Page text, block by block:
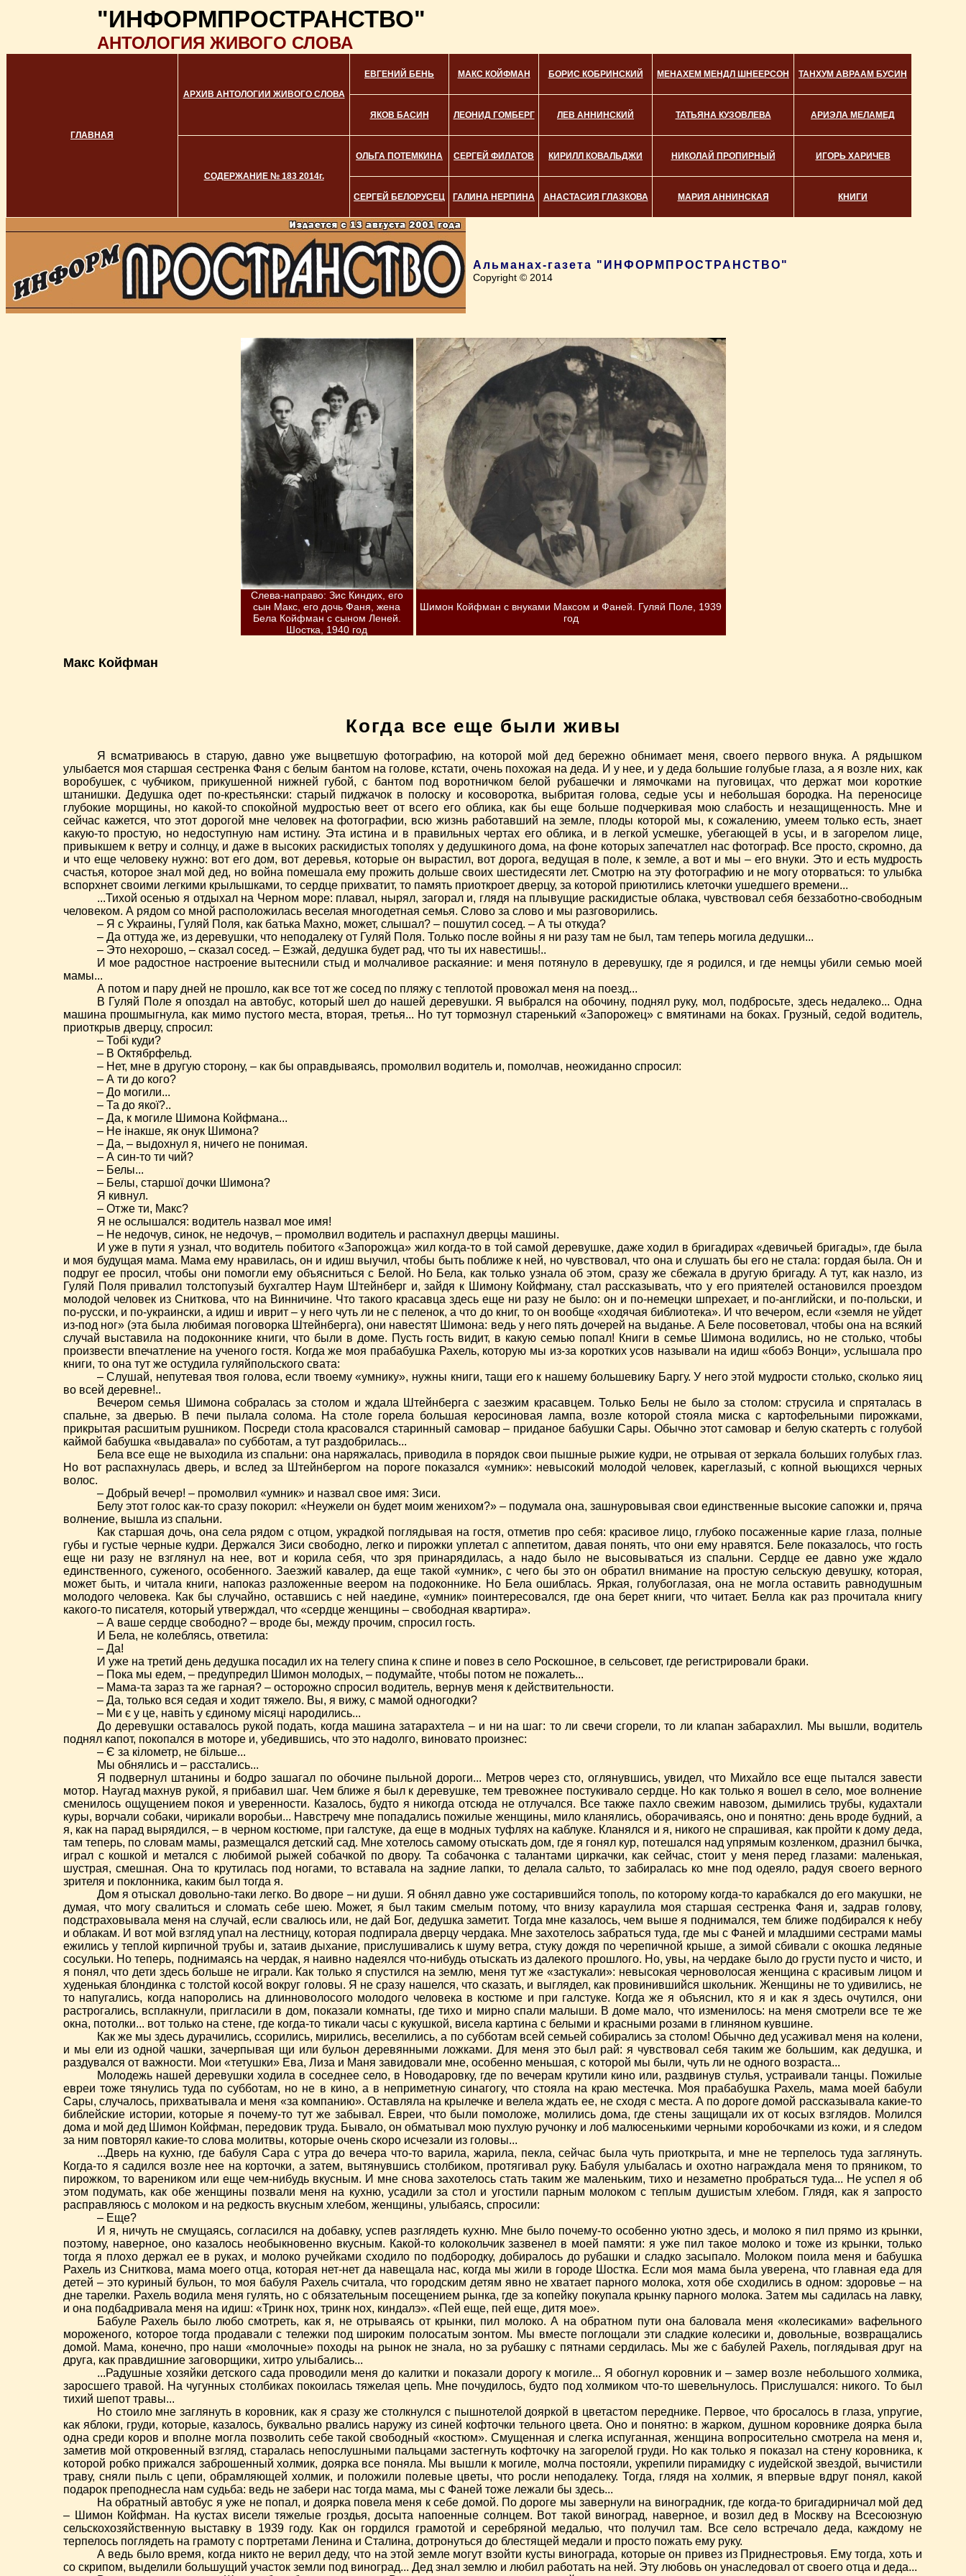
"ИНФОРМПРОСТРАНСТВО"
АНТОЛОГИЯ ЖИВОГО СЛОВА
ГЛАВНАЯ
АРХИВ АНТОЛОГИИ ЖИВОГО СЛОВА
ЕВГЕНИЙ БЕНЬ МАКС КОЙФМАН БОРИС КОБРИНСКИЙ МЕНАХЕМ МЕНДЛ ШНЕЕРСОН ТАНХУМ АВРААМ БУСИН
ЯКОВ БАСИН ЛЕОНИД ГОМБЕРГ ЛЕВ АННИНСКИЙ ТАТЬЯНА КУЗОВЛЕВА АРИЭЛА МЕЛАМЕД
СОДЕРЖАНИЕ № 183 2014г.
ОЛЬГА ПОТЕМКИНА СЕРГЕЙ ФИЛАТОВ КИРИЛЛ КОВАЛЬДЖИ НИКОЛАЙ ПРОПИРНЫЙ ИГОРЬ ХАРИЧЕВ
СЕРГЕЙ БЕЛОРУСЕЦ ГАЛИНА НЕРПИНА АНАСТАСИЯ ГЛАЗКОВА МАРИЯ АННИНСКАЯ КНИГИ
Альманах-газета "ИНФОРМПРОСТРАНСТВО"
Copyright © 2014
Слева-направо: Зис Киндих, его
сын Макс, его дочь Фаня, жена
Бела Койфман с сыном Леней.
Шостка, 1940 год
Шимон Койфман с внуками Максом и Фаней. Гуляй Поле, 1939
год
Макс Койфман
Когда все еще были живы
Я всматриваюсь в старую, давно уже выцветшую фотографию, на которой мой дед бережно обнимает меня, своего первого внука. А рядышком
улыбается моя старшая сестренка Фаня с белым бантом на голове, кстати, очень похожая на деда. И у нее, и у деда большие голубые глаза, а я возле них, как
воробушек, с чубчиком, прикушенной нижней губой, с бантом под воротничком белой рубашечки и лямочками на пуговицах, что держат мои короткие
штанишки. Дедушка одет по-крестьянски: старый пиджачок в полоску и косоворотка, выбритая голова, седые усы и небольшая бородка. На переносице
глубокие морщины, но какой-то спокойной мудростью веет от всего его облика, как бы еще больше подчеркивая мою слабость и незащищенность. Мне и
сейчас кажется, что этот дорогой мне человек на фотографии, всю жизнь работавший на земле, плоды которой мы, к сожалению, умеем только есть, знает
какую-то простую, но недоступную нам истину. Эта истина и в правильных чертах его облика, и в легкой усмешке, убегающей в усы, и в загорелом лице,
привыкшем к ветру и солнцу, и даже в высоких раскидистых тополях у дедушкиного дома, на фоне которых запечатлел нас фотограф. Все просто, скромно, да
и что еще человеку нужно: вот его дом, вот деревья, которые он вырастил, вот дорога, ведущая в поле, к земле, а вот и мы – его внуки. Это и есть мудрость
счастья, которое знал мой дед, но война помешала ему прожить дольше своих шестидесяти лет. Смотрю на эту фотографию и не могу оторваться: то улыбка
вспорхнет своими легкими крылышками, то сердце прихватит, то память приоткроет дверцу, за которой приютились клеточки ушедшего времени...
...Тихой осенью я отдыхал на Черном море: плавал, нырял, загорал и, глядя на плывущие раскидистые облака, чувствовал себя беззаботно-свободным
человеком. А рядом со мной расположилась веселая многодетная семья. Слово за слово и мы разговорились.
– Я с Украины, Гуляй Поля, как батька Махно, может, слышал? – пошутил сосед. – А ты откуда?
– Да оттуда же, из деревушки, что неподалеку от Гуляй Поля. Только после войны я ни разу там не был, там теперь могила дедушки...
– Это нехорошо, – сказал сосед. – Езжай, дедушка будет рад, что ты их навестишь!..
И мое радостное настроение вытеснили стыд и молчаливое раскаяние: и меня потянуло в деревушку, где я родился, и где немцы убили семью моей
мамы...
А потом и пару дней не прошло, как все тот же сосед по пляжу с теплотой провожал меня на поезд...
В Гуляй Поле я опоздал на автобус, который шел до нашей деревушки. Я выбрался на обочину, поднял руку, мол, подбросьте, здесь недалеко... Одна
машина прошмыгнула, как мимо пустого места, вторая, третья... Но тут тормознул старенький «Запорожец» с вмятинами на боках. Грузный, седой водитель,
приоткрыв дверцу, спросил:
– Тобі куди?
– В Октябрфельд.
– Нет, мне в другую сторону, – как бы оправдываясь, промолвил водитель и, помолчав, неожиданно спросил:
– А ти до кого?
– До могили...
– Та до якої?..
– Да, к могиле Шимона Койфмана...
– Не інакше, як онук Шимона?
– Да, – выдохнул я, ничего не понимая.
– А син-то ти чий?
– Белы...
– Белы, старшої дочки Шимона?
Я кивнул.
– Отже ти, Макс?
Я не ослышался: водитель назвал мое имя!
– Не недочув, синок, не недочув, – промолвил водитель и распахнул дверцы машины.
И уже в пути я узнал, что водитель побитого «Запорожца» жил когда-то в той самой деревушке, даже ходил в бригадирах «девичьей бригады», где была
и моя будущая мама. Мама ему нравилась, он и идиш выучил, чтобы быть поближе к ней, но чувствовал, что она и слушать бы его не стала: гордая была. Он и
подруг ее просил, чтобы они помогли ему объясниться с Белой. Но Бела, как только узнала об этом, сразу же сбежала в другую бригаду. А тут, как назло, из
Гуляй Поля привалил толстопузый бухгалтер Наум Штейнберг и, зайдя к Шимону Койфману, стал рассказывать, что у его приятелей остановился проездом
молодой человек из Сниткова, что на Винничине. Что такого красавца здесь еще ни разу не было: он и по-немецки шпрехает, и по-английски, и по-польски, и
по-русски, и по-украински, а идиш и иврит – у него чуть ли не с пеленок, а что до книг, то он вообще «ходячая библиотека». И что вечером, если «земля не уйдет
из-под ног» (эта была любимая поговорка Штейнберга), они навестят Шимона: ведь у него пять дочерей на выданье. А Беле посоветовал, чтобы она на всякий
случай выставила на подоконнике книги, что были в доме. Пусть гость видит, в какую семью попал! Книги в семье Шимона водились, но не столько, чтобы
произвести впечатление на ученого гостя. Когда же моя прабабушка Рахель, которую мы из-за коротких усов называли на идиш «бобэ Вонци», услышала про
книги, то она тут же остудила гуляйпольского свата:
– Слушай, непутевая твоя голова, если твоему «умнику», нужны книги, тащи его к нашему большевику Баргу. У него этой мудрости столько, сколько яиц
во всей деревне!..
Вечером семья Шимона собралась за столом и ждала Штейнберга с заезжим красавцем. Только Белы не было за столом: струсила и спряталась в
спальне, за дверью. В печи пылала солома. На столе горела большая керосиновая лампа, возле которой стояла миска с картофельными пирожками,
прикрытая расшитым рушником. Посреди стола красовался старинный самовар – приданое бабушки Сары. Обычно этот самовар и белую скатерть с голубой
каймой бабушка «выдавала» по субботам, а тут раздобрилась...
Бела все еще не выходила из спальни: она наряжалась, приводила в порядок свои пышные рыжие кудри, не отрывая от зеркала больших голубых глаз.
Но вот распахнулась дверь, и вслед за Штейнбергом на пороге показался «умник»: невысокий молодой человек, кареглазый, с копной вьющихся черных
волос.
– Добрый вечер! – промолвил «умник» и назвал свое имя: Зиси.
Белу этот голос как-то сразу покорил: «Неужели он будет моим женихом?» – подумала она, зашнуровывая свои единственные высокие сапожки и, пряча
волнение, вышла из спальни.
Как старшая дочь, она села рядом с отцом, украдкой поглядывая на гостя, отметив про себя: красивое лицо, глубоко посаженные карие глаза, полные
губы и густые черные кудри. Держался Зиси свободно, легко и пирожки уплетал с аппетитом, давая понять, что они ему нравятся. Беле показалось, что гость
еще ни разу не взглянул на нее, вот и корила себя, что зря принарядилась, а надо было не высовываться из спальни. Сердце ее давно уже ждало
единственного, суженого, особенного. Заезжий кавалер, да еще такой «умник», с чего бы это он обратил внимание на простую сельскую девушку, которая,
может быть, и читала книги, напоказ разложенные веером на подоконнике. Но Бела ошиблась. Яркая, голубоглазая, она не могла оставить равнодушным
молодого человека. Как бы случайно, оставшись с ней наедине, «умник» поинтересовался, где она берет книги, что читает. Белла как раз прочитала книгу
какого-то писателя, который утверждал, что «сердце женщины – свободная квартира».
– А ваше сердце свободно? – вроде бы, между прочим, спросил гость.
И Бела, не колеблясь, ответила:
– Да!
И уже на третий день дедушка посадил их на телегу спина к спине и повез в село Роскошное, в сельсовет, где регистрировали браки.
– Пока мы едем, – предупредил Шимон молодых, – подумайте, чтобы потом не пожалеть...
– Мама-та зараз та же гарная? – осторожно спросил водитель, вернув меня к действительности.
– Да, только вся седая и ходит тяжело. Вы, я вижу, с мамой одногодки?
– Ми є у це, навіть у єдиному місяці народились...
До деревушки оставалось рукой подать, когда машина затарахтела – и ни на шаг: то ли свечи сгорели, то ли клапан забарахлил. Мы вышли, водитель
поднял капот, покопался в моторе и, убедившись, что это надолго, виновато произнес:
– Є за кілометр, не більше...
Мы обнялись и – расстались...
Я подвернул штанины и бодро зашагал по обочине пыльной дороги... Метров через сто, оглянувшись, увидел, что Михайло все еще пытался завести
мотор. Наугад махнув рукой, я прибавил шаг. Чем ближе я был к деревушке, тем тревожнее постукивало сердце. Но как только я вошел в село, мое волнение
сменилось ощущением покоя и уверенности. Казалось, будто я никогда отсюда не отлучался. Все также пахло свежим навозом, дымились трубы, кудахтали
куры, ворчали собаки, чирикали воробьи... Навстречу мне попадались пожилые женщины, мило кланялись, оборачиваясь, оно и понятно: день вроде будний, а
я, как на парад вырядился, – в черном костюме, при галстуке, да еще в модных туфлях на каблуке. Кланялся и я, никого не спрашивая, как пройти к дому деда,
там теперь, по словам мамы, размещался детский сад. Мне хотелось самому отыскать дом, где я гонял кур, потешался над упрямым козленком, дразнил бычка,
играл с кошкой и метался с любимой рыжей собачкой по двору. Та собачонка с талантами циркачки, как сейчас, стоит у меня перед глазами: маленькая,
шустрая, смешная. Она то крутилась под ногами, то вставала на задние лапки, то делала сальто, то забиралась ко мне под одеяло, радуя своего верного
зрителя и поклонника, каким был тогда я.
Дом я отыскал довольно-таки легко. Во дворе – ни души. Я обнял давно уже состарившийся тополь, по которому когда-то карабкался до его макушки, не
думая, что могу свалиться и сломать себе шею. Может, я был таким смелым потому, что внизу караулила моя старшая сестренка Фаня и, задрав голову,
подстраховывала меня на случай, если свалюсь или, не дай Бог, дедушка заметит. Тогда мне казалось, чем выше я поднимался, тем ближе подбирался к небу
и облакам. И вот мой взгляд упал на лестницу, которая подпирала дверцу чердака. Мне захотелось забраться туда, где мы с Фаней и младшими сестрами мамы
ежились у теплой кирпичной трубы и, затаив дыхание, прислушивались к шуму ветра, стуку дождя по черепичной крыше, а зимой сбивали с окошка ледяные
сосульки. Но теперь, поднимаясь на чердак, я наивно надеялся что-нибудь отыскать из далекого прошлого. Но, увы, на чердаке было до грусти пусто и чисто, и
я понял, что дети здесь больше не играли. Как только я спустился на землю, меня тут же «застукали»: невысокая черноволосая женщина с красивым лицом и
худенькая блондинка с толстой косой вокруг головы. Я не сразу нашелся, что сказать, и выглядел, как провинившийся школьник. Женщины не то удивились, не
то напугались, когда напоролись на длинноволосого молодого человека в костюме и при галстуке. Когда же я объяснил, кто я и как я здесь очутился, они
растрогались, всплакнули, пригласили в дом, показали комнаты, где тихо и мирно спали малыши. В доме мало, что изменилось: на меня смотрели все те же
окна, потолки... вот только на стене, где когда-то тикали часы с кукушкой, висела картина с белыми и красными розами в глиняном кувшине.
Как же мы здесь дурачились, ссорились, мирились, веселились, а по субботам всей семьей собирались за столом! Обычно дед усаживал меня на колени,
и мы ели из одной чашки, зачерпывая щи или бульон деревянными ложками. Для меня это был рай: я чувствовал себя таким же большим, как дедушка, и
раздувался от важности. Мои «тетушки» Ева, Лиза и Маня завидовали мне, особенно меньшая, с которой мы были, чуть ли не одного возраста...
Молодежь нашей деревушки ходила в соседнее село, в Новодаровку, где по вечерам крутили кино или, раздвинув стулья, устраивали танцы. Пожилые
евреи тоже тянулись туда по субботам, но не в кино, а в неприметную синагогу, что стояла на краю местечка. Моя прабабушка Рахель, мама моей бабули
Сары, случалось, прихватывала и меня «за компанию». Оставляла на крылечке и велела ждать ее, не сходя с места. А по дороге домой рассказывала какие-то
библейские истории, которые я почему-то тут же забывал. Евреи, что были помоложе, молились дома, где стены защищали их от косых взглядов. Молился
дома и мой дед Шимон Койфман, передовик труда. Бывало, он обматывал мою пухлую ручонку и лоб малюсенькими черными коробочками из кожи, и я следом
за ним повторял какие-то слова молитвы, которые очень скоро исчезали из головы...
...Дверь на кухню, где бабуля Сара с утра до вечера что-то варила, жарила, пекла, сейчас была чуть приоткрыта, и мне не терпелось туда заглянуть.
Когда-то я садился возле нее на корточки, а затем, вытянувшись столбиком, протягивал руку. Бабуля улыбалась и охотно награждала меня то пряником, то
пирожком, то вареником или еще чем-нибудь вкусным. И мне снова захотелось стать таким же маленьким, тихо и незаметно пробраться туда... Не успел я об
этом подумать, как обе женщины позвали меня на кухню, усадили за стол и угостили парным молоком с теплым душистым хлебом. Глядя, как я запросто
расправляюсь с молоком и на редкость вкусным хлебом, женщины, улыбаясь, спросили:
– Еще?
И я, ничуть не смущаясь, согласился на добавку, успев разглядеть кухню. Мне было почему-то особенно уютно здесь, и молоко я пил прямо из крынки,
поэтому, наверное, оно казалось необыкновенно вкусным. Какой-то колокольчик зазвенел в моей памяти: я уже пил такое молоко и тоже из крынки, только
тогда я плохо держал ее в руках, и молоко ручейками сходило по подбородку, добиралось до рубашки и сладко засыпало. Молоком поила меня и бабушка
Рахель из Сниткова, мама моего отца, которая нет-нет да навещала нас, когда мы жили в городе Шостка. Если моя мама была уверена, что главная еда для
детей – это куриный бульон, то моя бабуля Рахель считала, что городским детям явно не хватает парного молока, хотя обе сходились в одном: здоровье – на
дне тарелки. Рахель водила меня гулять, но с обязательным посещением рынка, где за копейку покупала крынку парного молока. Затем мы садилась на лавку,
и она подбадривала меня на идиш: «Тринк нох, тринк нох, киндалэ». «Пей еще, пей еще, дитя мое».
Бабуле Рахель было любо смотреть, как я, не отрываясь от крынки, пил молоко. А на обратном пути она баловала меня «колесиками» вафельного
мороженого, которое тогда продавали с тележки под широким полосатым зонтом. Мы вместе поглощали эти сладкие колесики и, довольные, возвращались
домой. Мама, конечно, про наши «молочные» походы на рынок не знала, но за рубашку с пятнами сердилась. Мы же с бабулей Рахель, поглядывая друг на
друга, как правдишние заговорщики, хитро улыбались...
...Радушные хозяйки детского сада проводили меня до калитки и показали дорогу к могиле... Я обогнул коровник и – замер возле небольшого холмика,
заросшего травой. На чугунных столбиках покоилась тяжелая цепь. Мне почудилось, будто под холмиком что-то шевельнулось. Прислушался: никого. То был
тихий шепот травы...
Но стоило мне заглянуть в коровник, как я сразу же столкнулся с пышнотелой дояркой в цветастом переднике. Первое, что бросалось в глаза, упругие,
как яблоки, груди, которые, казалось, буквально рвались наружу из синей кофточки тельного цвета. Оно и понятно: в жарком, душном коровнике доярка была
одна среди коров и вполне могла позволить себе такой свободный «костюм». Смущенная и слегка испуганная, женщина вопросительно смотрела на меня и,
заметив мой откровенный взгляд, старалась непослушными пальцами застегнуть кофточку на загорелой груди. Но как только я показал на стену коровника, к
которой робко прижался заброшенный холмик, доярка все поняла. Мы вышли к могиле, молча постояли, укрепили пирамидку с иудейской звездой, вычистили
траву, сняли пыль с цепи, обрамляющей холмик, и положили полевые цветы, что росли неподалеку. Тогда, глядя на холмик, я впервые вдруг понял, какой
подарок преподнесла нам судьба: ведь не забери нас тогда мама, мы с Фаней тоже лежали бы здесь...
На обратный автобус я уже не попал, и доярка повела меня к себе домой. По дороге мы завернули на виноградник, где когда-то бригадирничал мой дед
– Шимон Койфман. На кустах висели тяжелые гроздья, досыта напоенные солнцем. Вот такой виноград, наверное, и возил дед в Москву на Всесоюзную
сельскохозяйственную выставку в 1939 году. Как он гордился грамотой и серебряной медалью, что получил там. Все село встречало деда, каждому не
терпелось поглядеть на грамоту с портретами Ленина и Сталина, дотронуться до блестящей медали и просто пожать ему руку.
А ведь было время, когда никто не верил деду, что на этой земле могут взойти кусты винограда, которые он привез из Приднестровья. Ему тогда, хоть и
со скрипом, выделили большущий участок земли под виноград... Дед знал землю и любил работать на ней. Эту любовь он унаследовал от своего отца и деда...